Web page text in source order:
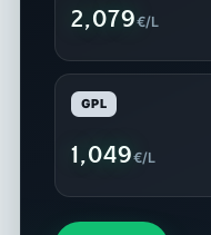
2,079€/L
GPL
1,049€/L